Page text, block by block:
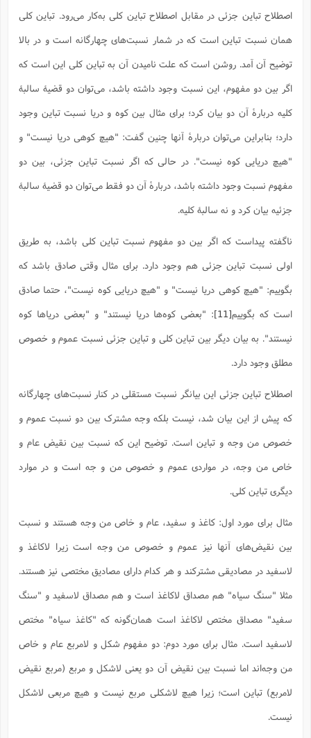
اصطلاح تباین جزئی در مقابل اصطلاح تباین کلی به‌کار می‌رود. تباین کلی
همان نسبت تباین است که در شمار نسبت‌های چهارگانه است و در بالا
توضیح آن آمد. روشن است که علت نامیدن آن به تباین کلی این است که
اگر بین دو مفهوم، این نسبت وجود داشته باشد، می‌توان دو قضیۀ سالبۀ
کلیه دربارۀ آن دو بیان کرد؛ برای مثال بین کوه و دریا نسبت تباین وجود
دارد؛ بنابراین می‌توان دربارۀ آنها چنین گفت: "هیچ کوهی دریا نیست" و
"هیچ دریایی کوه نیست". در حالی که اگر نسبت تباین جزئی، بین دو
مفهوم نسبت وجود داشته باشد، دربارۀ آن دو فقط می‌توان دو قضیۀ سالبۀ
جزئیه بیان کرد و نه سالبۀ کلیه.
ناگفته پیداست که اگر بین دو مفهوم نسبت تباین کلی باشد، به طریق
اولی نسبت تباین جزئی هم وجود دارد. برای مثال وقتی صادق باشد که
بگوییم: "هیچ کوهی دریا نیست" و "هیچ دریایی کوه نیست"، حتما صادق
است که بگوییم[11]
: "بعضی کوه‌ها دریا نیستند" و "بعضی دریاها کوه
نیستند". به بیان دیگر بین تباین کلی و تباین جزئی نسبت عموم و خصوص
مطلق وجود دارد.
اصطلاح تباین جزئی این بیانگر نسبت مستقلی در کنار نسبت‌های چهارگانه
که پیش از این بیان شد، نیست بلکه وجه مشترک بین دو نسبت عموم و
خصوص من وجه و تباین است. توضیح این که نسبت بین نقیض عام و
خاص من وجه، در مواردی عموم و خصوص من و جه است و در موارد
دیگری تباین کلی.
مثال برای مورد اول: کاغذ و سفید، عام و خاص من وجه هستند و نسبت
بین نقیض‌های آنها نیز عموم و خصوص من وجه است زیرا لاکاغذ و
لاسفید در مصادیقی مشترکند و هر کدام دارای مصادیق مختصی نیز هستند.
مثلا "سنگ سیاه" هم مصداق لاکاغذ است و هم مصداق لاسفید و "سنگ
سفید" مصداق مختص لاکاغذ است همان‌گونه که "کاغذ سیاه" مختص
لاسفید است. مثال برای مورد دوم: دو مفهوم شکل و لامربع عام و خاص
من وجه‌اند اما نسبت بین نقیض آن دو یعنی لاشکل و مربع (مربع نقیض
لامربع) تباین است؛ زیرا هیچ لاشکلی مربع نیست و هیچ مربعی لاشکل
نیست.